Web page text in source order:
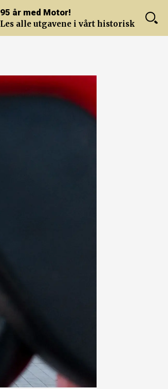
95 år med Motor!
Les alle utgavene i vårt historiske arkiv.